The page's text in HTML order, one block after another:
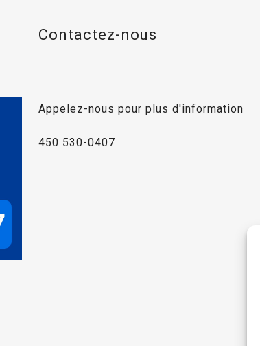
Contactez-nous
Appelez-nous pour plus d'information
450 530-0407